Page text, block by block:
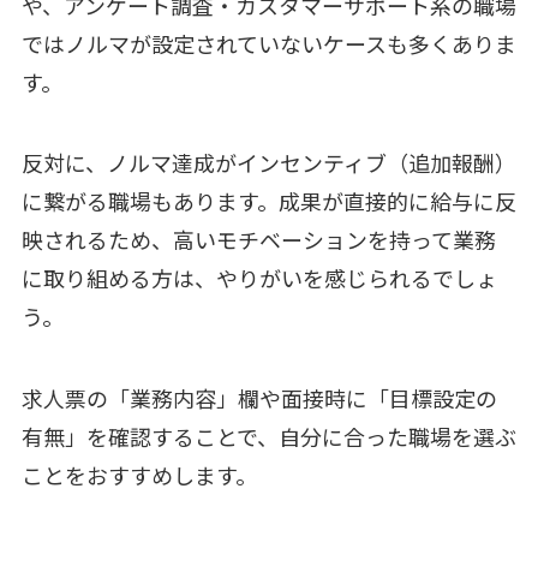
ではノルマが設定されていないケースも多くありま
す。
反対に、ノルマ達成がインセンティブ（追加報酬）
に繋がる職場もあります。成果が直接的に給与に反
映されるため、高いモチベーションを持って業務
に取り組める方は、やりがいを感じられるでしょ
う。
求人票の「業務内容」欄や面接時に「目標設定の
有無」を確認することで、自分に合った職場を選ぶ
ことをおすすめします。